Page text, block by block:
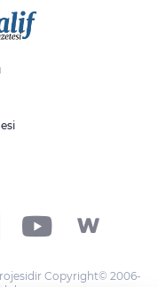
Copyright© 2006-